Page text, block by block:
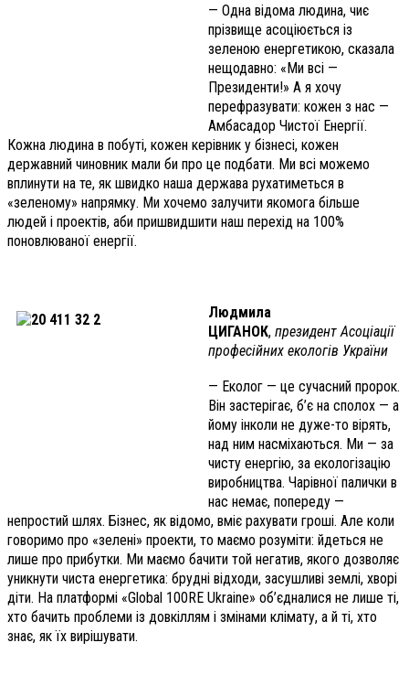
— Одна відома людина, чиє
прізвище асоціюється із
зеленою енергетикою, сказала
нещодавно: «Ми всі —
Президенти!» А я хочу
перефразувати: кожен з нас —
Амбасадор Чистої Енергії.
Кожна людина в побуті, кожен керівник у бізнесі, кожен
державний чиновник мали би про це подбати. Ми всі можемо
вплинути на те, як швидко наша держава рухатиметься в
«зеленому» напрямку. Ми хочемо залучити якомога більше
людей і проектів, аби пришвидшити наш перехід на 100%
поновлюваної енергії.
Людмила
ЦИГАНОК, президент Асоціації
професійних екологів України
— Еколог — це сучасний пророк.
Він застерігає, б’є на сполох — а
йому інколи не дуже-то вірять,
над ним насміхаються. Ми — за
чисту енергію, за екологізацію
виробництва. Чарівної палички в
нас немає, попереду —
непростий шлях. Бізнес, як відомо, вміє рахувати гроші. Але коли
говоримо про «зелені» проекти, то маємо розуміти: йдеться не
лише про прибутки. Ми маємо бачити той негатив, якого дозволяє
уникнути чиста енергетика: брудні відходи, засушливі землі, хворі
діти. На платформі «Global 100RE Ukraine» об’єдналися не лише ті,
хто бачить проблеми із довкіллям і змінами клімату, а й ті, хто
знає, як їх вирішувати.